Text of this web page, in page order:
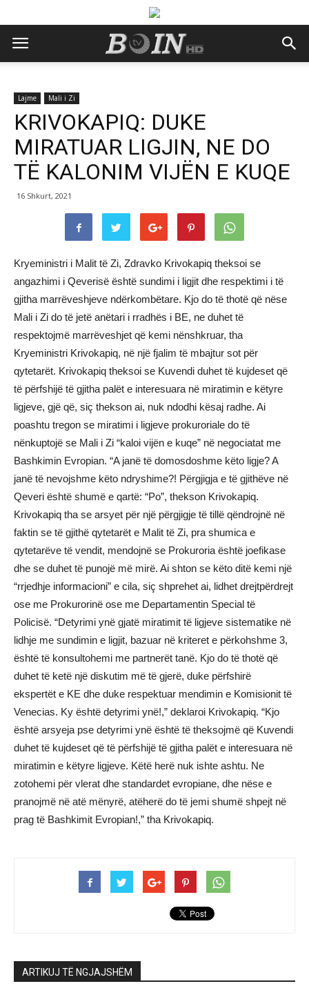
Lajme Mali i Zi
KRIVOKAPIQ: DUKE
MIRATUAR LIGJIN, NE DO
TË KALONIM VIJËN E KUQE
16 Shkurt, 2021
Kryeministri i Malit të Zi, Zdravko Krivokapiq theksoi se
angazhimi i Qeverisë është sundimi i ligjit dhe respektimi i të
gjitha marrëveshjeve ndërkombëtare. Kjo do të thotë që nëse
Mali i Zi do të jetë anëtari i rradhës i BE, ne duhet të
respektojmë marrëveshjet që kemi nënshkruar, tha
Kryeministri Krivokapiq, në një fjalim të mbajtur sot për
qytetarët. Krivokapiq theksoi se Kuvendi duhet të kujdeset që
të përfshijë të gjitha palët e interesuara në miratimin e këtyre
ligjeve, gjë që, siç thekson ai, nuk ndodhi kësaj radhe. Ai
poashtu tregon se miratimi i ligjeve prokuroriale do të
nënkuptojë se Mali i Zi “kaloi vijën e kuqe” në negociatat me
Bashkimin Evropian. “A janë të domosdoshme këto ligje? A
janë të nevojshme këto ndryshime?! Përgjigja e të gjithëve në
Qeveri është shumë e qartë: “Po”, thekson Krivokapiq.
Krivokapiq tha se arsyet për një përgjigje të tillë qëndrojnë në
faktin se të gjithë qytetarët e Malit të Zi, pra shumica e
qytetarëve të vendit, mendojnë se Prokuroria është joefikase
dhe se duhet të punojë më mirë. Ai shton se këto ditë kemi një
“rrjedhje informacioni” e cila, siç shprehet ai, lidhet drejtpërdrejt
ose me Prokurorinë ose me Departamentin Special të
Policisë. “Detyrimi ynë gjatë miratimit të ligjeve sistematike në
lidhje me sundimin e ligjit, bazuar në kriteret e përkohshme 3,
është të konsultohemi me partnerët tanë. Kjo do të thotë që
duhet të ketë një diskutim më të gjerë, duke përfshirë
ekspertët e KE dhe duke respektuar mendimin e Komisionit të
Venecias. Ky është detyrimi ynë!,” deklaroi Krivokapiq. “Kjo
është arsyeja pse detyrimi ynë është të theksojmë që Kuvendi
duhet të kujdeset që të përfshijë të gjitha palët e interesuara në
miratimin e këtyre ligjeve. Këtë herë nuk ishte ashtu. Ne
zotohemi për vlerat dhe standardet evropiane, dhe nëse e
pranojmë në atë mënyrë, atëherë do të jemi shumë shpejt në
prag të Bashkimit Evropian!,” tha Krivokapiq.
ARTIKUJ TË NGJAJSHËM